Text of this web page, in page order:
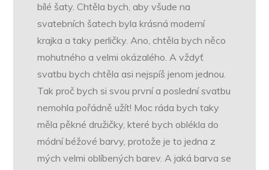
bílé šaty. Chtěla bych, aby všude na
svatebních šatech byla krásná moderní
krajka a taky perličky. Ano, chtěla bych něco
mohutného a velmi okázalého. A vždyť
svatbu bych chtěla asi nejspíš jenom jednou.
Tak proč bych si svou první a poslední svatbu
nemohla pořádně užít! Moc ráda bych taky
měla pěkné družičky, které bych oblékla do
módní béžové barvy, protože je to jedna z
mých velmi oblíbených barev. A jaká barva se